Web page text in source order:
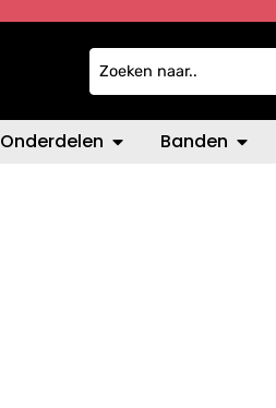
Onderdelen Banden